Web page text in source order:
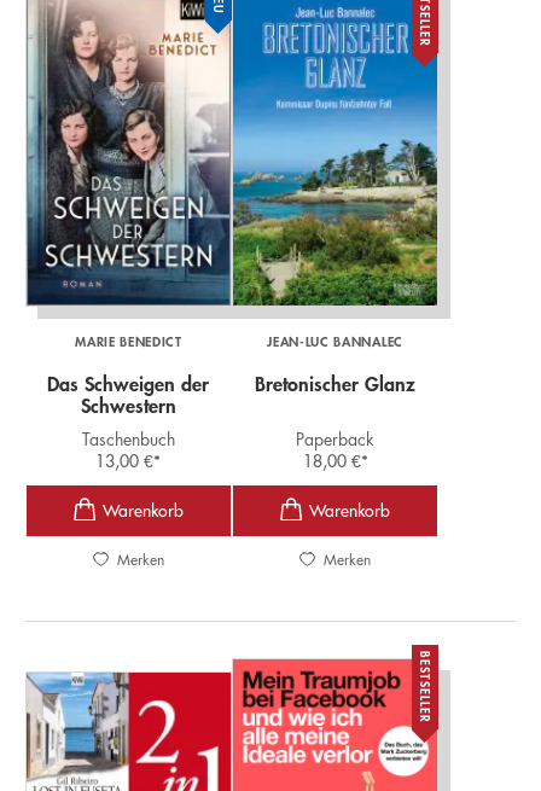
MARIE BENEDICT
Das Schweigen der
Schwestern
Taschenbuch
13,00€*
Merken
JEAN-LUC BANNALEC
Bretonischer Glanz
Paperback
18,00 €*
Merken
BESTSELLER